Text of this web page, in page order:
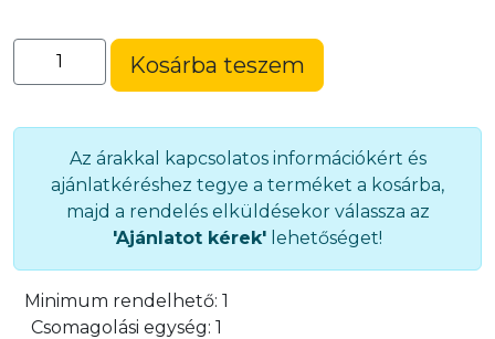
Formatalp
(D610)
Kosárba teszem
Az árakkal kapcsolatos információkért és
ajánlatkéréshez tegye a terméket a kosárba,
majd a rendelés elküldésekor válassza az
'Ajánlatot kérek' lehetőséget!
Minimum rendelhető: 1
Csomagolási egység: 1